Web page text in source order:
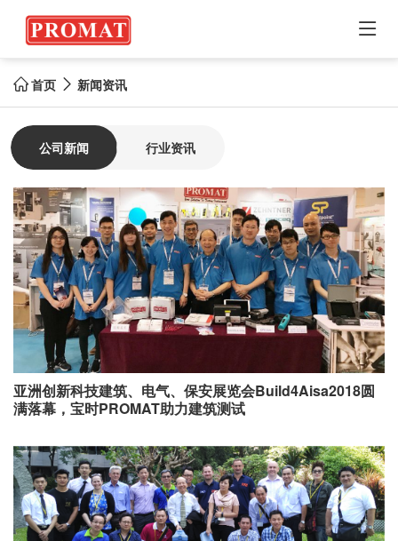

 首页  新闻资讯
公司新闻 行业资讯
亚洲创新科技建筑、电气、保安展览会Build4Aisa2018圆
满落幕，宝时PROMAT助力建筑测试